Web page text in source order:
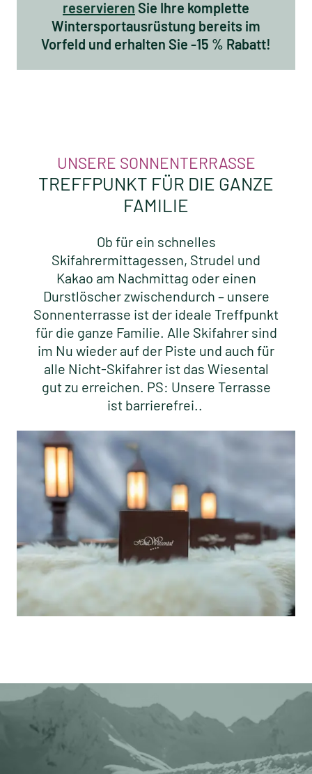
reservieren Sie Ihre komplette
Wintersportausrüstung bereits im
Vorfeld und erhalten Sie -15 % Rabatt!
UNSERE SONNENTERRASSE
TREFFPUNKT FÜR DIE GANZE
FAMILIE
Ob für ein schnelles
Skifahrermittagessen, Strudel und
Kakao am Nachmittag oder einen
Durstlöscher zwischendurch – unsere
Sonnenterrasse ist der ideale Treffpunkt
für die ganze Familie. Alle Skifahrer sind
im Nu wieder auf der Piste und auch für
alle Nicht-Skifahrer ist das Wiesental
gut zu erreichen. PS: Unsere Terrasse
ist barrierefrei..